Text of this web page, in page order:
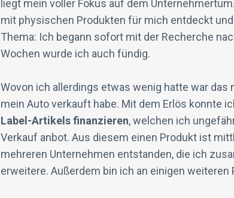
liegt mein voller Fokus auf dem
mit physischen Produkten für mich entdeckt
Thema: Ich begann sofort mit der Recherche
Wochen wurde ich auch fündig.
Wovon ich allerdings etwas wenig hatte war
mein Auto verkauft habe. Mit dem Erlös konnte
Label-Artikels finanzieren, welchen ich
Verkauf anbot. Aus diesem einen Produkt ist
mehreren Unternehmen entstanden, die ich
erweitere. Außerdem bin ich an einigen